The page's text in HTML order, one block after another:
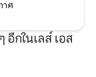
าศ
กในเลส์ เอส